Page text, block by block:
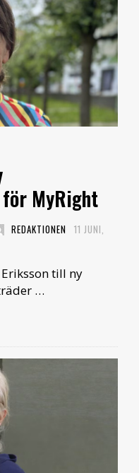
MyRight
REDAKTIONEN 11 JUNI,
till ny
…